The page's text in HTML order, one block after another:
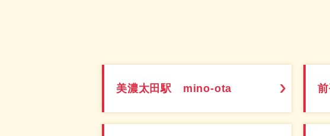
美濃太田駅 mino-ota